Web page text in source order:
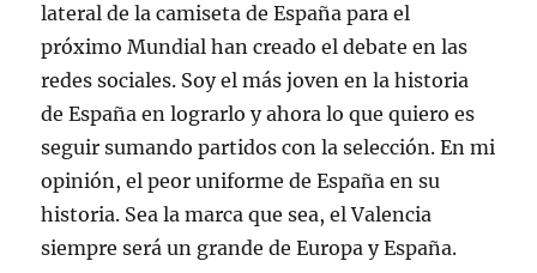
lateral de la camiseta de España para el
próximo Mundial han creado el debate en las
redes sociales. Soy el más joven en la historia
de España en lograrlo y ahora lo que quiero es
seguir sumando partidos con la selección. En mi
opinión, el peor uniforme de España en su
historia. Sea la marca que sea, el Valencia
siempre será un grande de Europa y España.